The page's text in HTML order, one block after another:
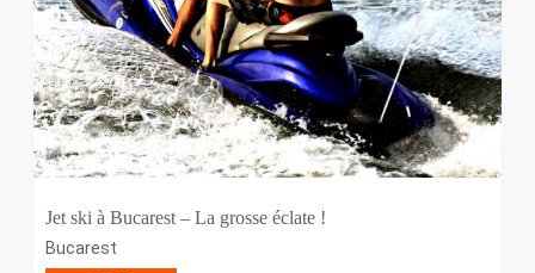
Jet ski à Bucarest – La grosse éclate !
Bucarest